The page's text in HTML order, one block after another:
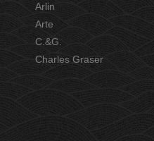
Arlin
Arte
C.&G.
Charles Graser